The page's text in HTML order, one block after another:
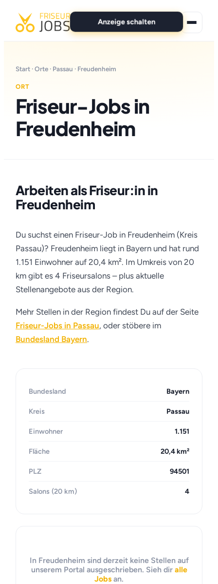
Anzeige schalten
Für Bewerber
Marken
Start ·Orte · Passau · Freudenheim
ORT
Friseur-Jobs in
Freudenheim
Arbeiten als Friseur:in in
Freudenheim
Du suchst einen Friseur-Job in Freudenheim (Kreis
Passau)? Freudenheim liegt in Bayern und hat rund
1.151 Einwohner auf 20,4 km². Im Umkreis von 20
km gibt es 4 Friseursalons – plus aktuelle
Stellenangebote aus der Region.
Mehr Stellen in der Region findest Du auf der Seite
Friseur-Jobs in Passau, oder stöbere im
Bundesland Bayern.
Bundesland Bayern
Kreis Passau
Einwohner 1.151
Fläche 20,4 km²
PLZ 94501
Salons (20 km) 4
In Freudenheim sind derzeit keine Stellen auf
unserem Portal ausgeschrieben. Sieh dir alle
Jobs an.